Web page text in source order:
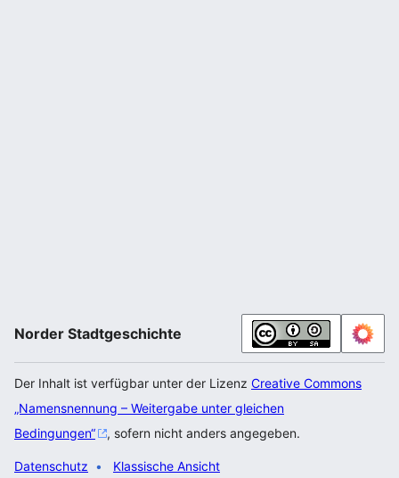
Norder Stadtgeschichte
Der Inhalt ist verfügbar unter der Lizenz Creative Commons
„Namensnennung – Weitergabe unter gleichen
Bedingungen“
, sofern nicht anders angegeben.
Datenschutz Klassische Ansicht